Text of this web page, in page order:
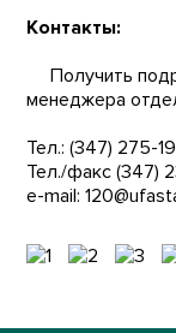
Контакты:
Получить
менеджера
Тел.: (347) 275-
Тел./факс (347)
e-mail: